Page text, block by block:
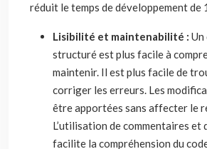
réduit le temps de développement de
Lisibilité et maintenabilité : Un
structuré est plus facile à
maintenir. Il est plus facile de
corriger les erreurs. Les
être apportées sans affecter le
L’utilisation de commentaires et
facilite la compréhension du